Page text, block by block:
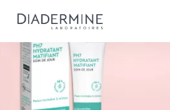
Tous les Produit
ACCUEIL